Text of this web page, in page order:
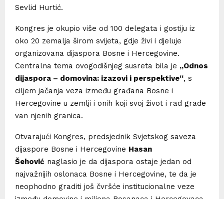
Sevlid Hurtić.
Kongres je okupio više od 100 delegata i gostiju iz
oko 20 zemalja širom svijeta, gdje živi i djeluje
organizovana dijaspora Bosne i Hercegovine.
Centralna tema ovogodišnjeg susreta bila je „Odnos
dijaspora – domovina: izazovi i perspektive“, s
ciljem jačanja veza između građana Bosne i
Hercegovine u zemlji i onih koji svoj život i rad grade
van njenih granica.
Otvarajući Kongres, predsjednik Svjetskog saveza
dijaspore Bosne i Hercegovine Hasan
Šehović naglasio je da dijaspora ostaje jedan od
najvažnijih oslonaca Bosne i Hercegovine, te da je
neophodno graditi još čvršće institucionalne veze